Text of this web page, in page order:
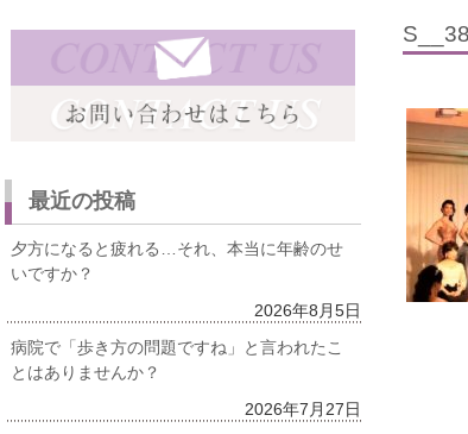
最近の投稿
夕方になると疲れる…それ、本当に年齢のせ
いですか？
2026年8月5日
病院で「歩き方の問題ですね」と言われたこ
とはありませんか？
2026年7月27日